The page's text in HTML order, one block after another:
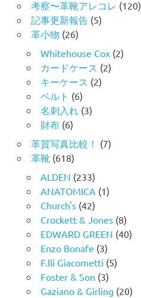
考察〜革靴アレコレ (120)
記事更新報告(5)
革小物 (26)
Whitehouse Cox(2)
カードケース (2)
キーケース (2)
ベルト (6)
名刺入れ (3)
財布(6)
革質写真比較！ (7)
革靴(618)
ALDEN (233)
ANATOMICA (1)
Church's(42)
Crockett & Jones(8)
EDWARD GREEN (40)
Enzo Bonafe (3)
F.lli Giacometti (5)
Foster & Son (3)
Gaziano & Girling (20)